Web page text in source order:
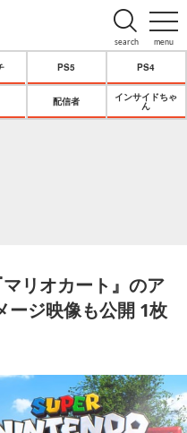
menu
search
PS5 PS4
配信者
インサイドちゃ
ん
リオカート』のア
ージ映像も公開 1枚